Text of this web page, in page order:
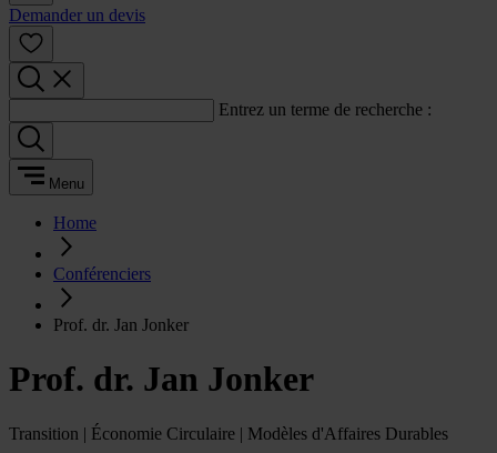
Demander un devis
Entrez un terme de recherche :
Menu
Home
Conférenciers
Prof. dr. Jan Jonker
Prof. dr. Jan Jonker
Transition | Économie Circulaire | Modèles d'Affaires Durables